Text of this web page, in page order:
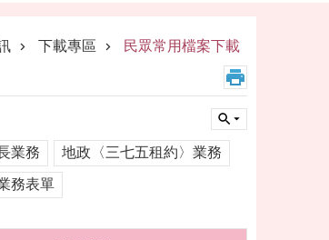
下載專區 民眾常用檔案下載
業務 地政〈三七五租約〉業務
務表單